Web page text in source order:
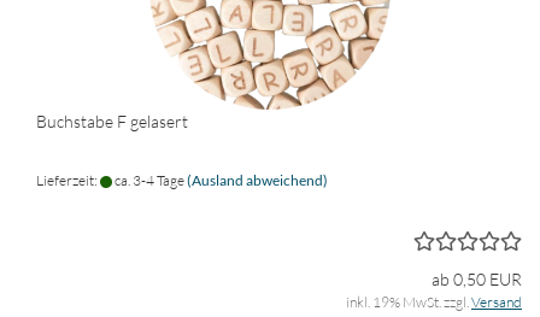
Buchstabe F gelasert
Lieferzeit: ca. 3-4 Tage(Ausland abweichend)
ab 0,50 EUR
inkl. 19% MwSt. zzgl.Versand